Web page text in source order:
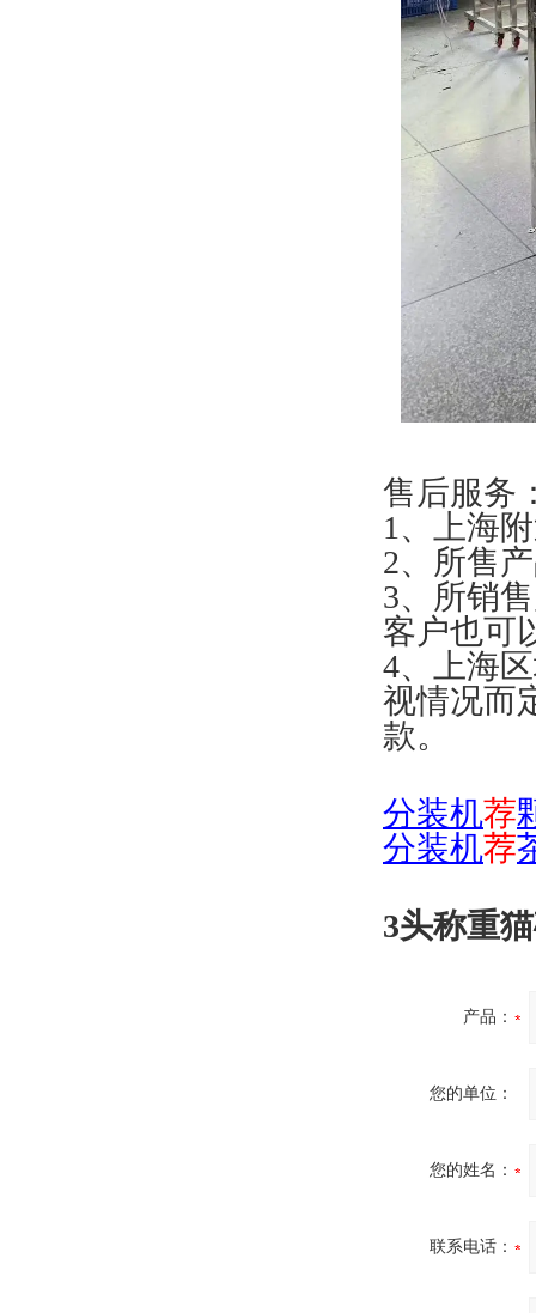
售后服务
1、上海
2、所售
3、所销
客户也可
4、上海
视情况而
款。
分装机荐
分装机荐
3头称重
产品：
您的单位：
您的姓名：
联系电话：